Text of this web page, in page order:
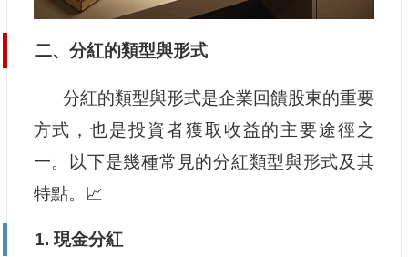
二、分紅的類型與形式
分紅的類型與形式是企業回饋股東的重要
方式，也是投資者獲取收益的主要途徑之
一。以下是幾種常見的分紅類型與形式及其
特點。📈
1. 現金分紅